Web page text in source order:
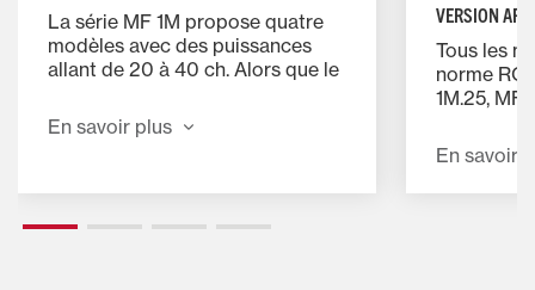
La série MF 1M propose quatre
modèles avec des puissances
allant de 20 à 40 ch. Alors que le
transmission mécanique
9AV/9AR pour un contrôle précis,
une transmission hydrostatique
précis et sans effort. Parfait pour
En savoir plus
VERSION
OPTION
Tous les
norme
1M.25, MF
avec
une
des
En savoir